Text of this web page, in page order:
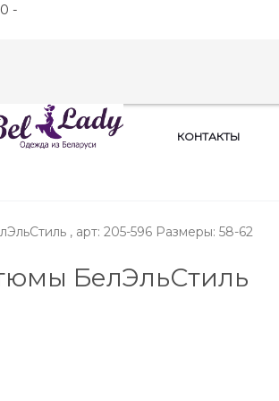
-
КОНТАКТЫ
, арт: 205-596 Размеры: 58-62
БелЭльСтиль